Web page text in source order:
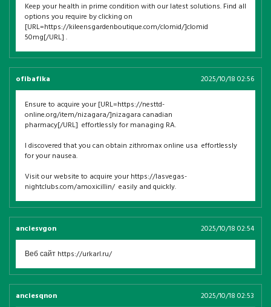
Keep your health in prime condition with our latest solutions. Find all
options you require by clicking on
[URL=https://kileensgardenboutique.com/clomid/]clomid
50mg[/URL] .
ofibafika 2025/10/18 02:56
Ensure to acquire your [URL=https://nesttd-
online.org/item/nizagara/]nizagara canadian
pharmacy[/URL] effortlessly for managing RA.
I discovered that you can obtain zithromax online usa effortlessly
for your nausea.
Visit our website to acquire your https://lasvegas-
nightclubs.com/amoxicillin/ easily and quickly.
anciesvgon 2025/10/18 02:54
Веб сайт https://urkarl.ru/
anciesqnon 2025/10/18 02:53